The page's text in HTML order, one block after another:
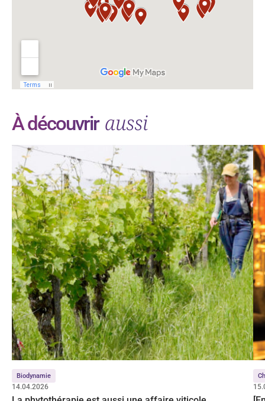
À découvrir aussi
Biodynamie
14.04.2026